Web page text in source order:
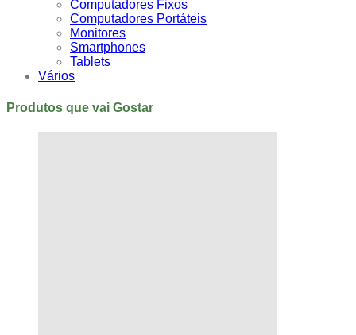
Computadores Fixos
Computadores Portáteis
Monitores
Smartphones
Tablets
Vários
Produtos que vai Gostar